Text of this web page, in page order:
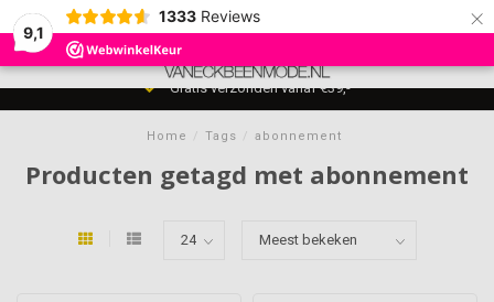
9,1
1333 Reviews ×
MENU
0
7 dagen per week bereikbaar voor advies t/m 21:00
Home / Tags / abonnement
Producten getagd met abonnement